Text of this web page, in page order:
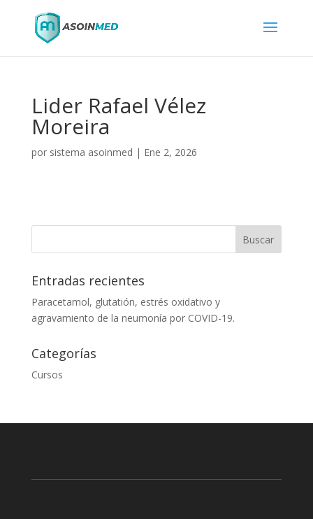
Lider Rafael Vélez
Moreira
por sistema asoinmed | Ene 2, 2026
Entradas recientes
Paracetamol, glutatión, estrés oxidativo y
agravamiento de la neumonía por COVID-19.
Categorías
Cursos